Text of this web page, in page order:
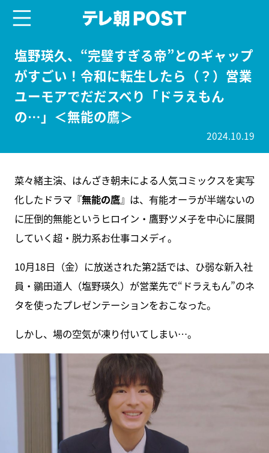
塩野瑛久、“完璧すぎる帝”とのギャップ
がすごい！令和に転生したら（？）営業
ユーモアでだだスベり「ドラえもん
の…」＜無能の鷹＞
2024.10.19
菜々緒主演、はんざき朝未による人気コミックスを実写
化したドラマ『無能の鷹』は、有能オーラが半端ないの
に圧倒的無能というヒロイン・鷹野ツメ子を中心に展開
していく超・脱力系お仕事コメディ。
10月18日（金）に放送された第2話では、ひ弱な新入社
員・鶸田道人（塩野瑛久）が営業先で“ドラえもん”のネ
タを使ったプレゼンテーションをおこなった。
しかし、場の空気が凍り付いてしまい…。